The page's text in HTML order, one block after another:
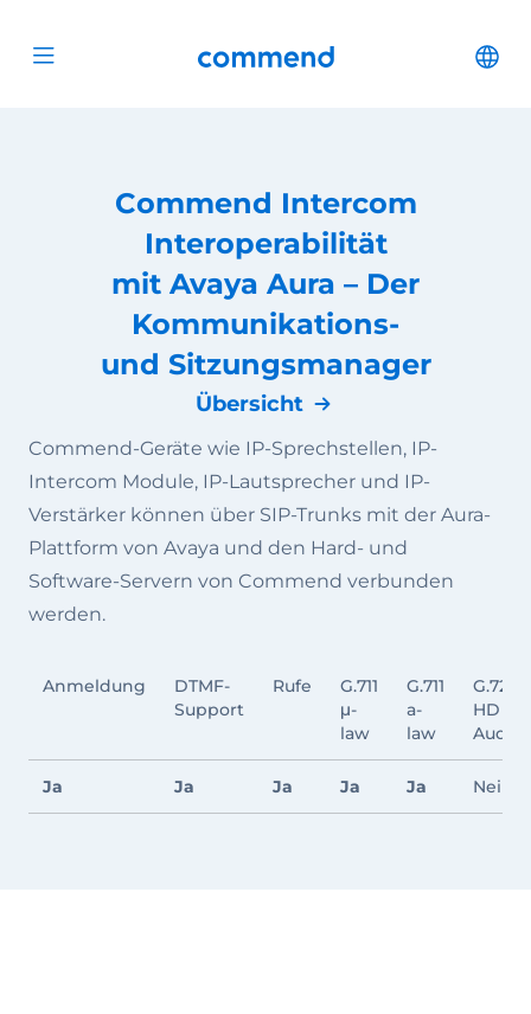
Open menu Commend
Commend Intercom
Interoperabilität
mit Avaya Aura – Der
Kommunikations-
und Sitzungsmanager
Übersicht
Commend-Geräte wie IP-Sprechstellen, IP-
Intercom Module, IP-Lautsprecher und IP-
Verstärker können über SIP-Trunks mit der Aura-
Plattform von Avaya und den Hard- und
Software-Servern von Commend verbunden
werden.
Anmeldung
DTMF-
Support
Rufe
G.711
μ-
law
G.711
a-
law
G.722
HD
Audio
Ja Ja Ja Ja Ja Nein